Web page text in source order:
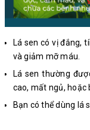
Lá sen có vị đắng,
và giảm mỡ máu.
Lá sen thường
cao, mất ngủ, hoặc
Bạn có thể dùng lá